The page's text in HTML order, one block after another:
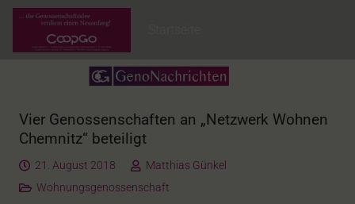
Vier Genossenschaften an „Netzwerk Wohnen
Chemnitz“ beteiligt
21. August 2018
Matthias Günkel
Wohnungsgenossenschaft